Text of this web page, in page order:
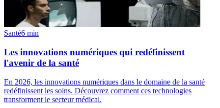
Santé6 min
Les innovations numériques qui redéfinissent
l'avenir de la santé
En 2026, les innovations numériques dans le domaine de la santé
redéfinissent les soins. Découvrez comment ces technologies
transforment le secteur médical.